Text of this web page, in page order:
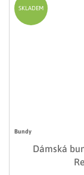
Bundy
Dámská
SKLADEM